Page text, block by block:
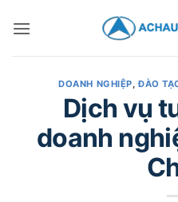
DOANH NGHIỆP,ĐÀO
Dịch vụ
doanh